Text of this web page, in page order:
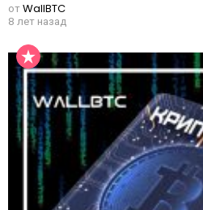
отWallBTC
8 лет назад